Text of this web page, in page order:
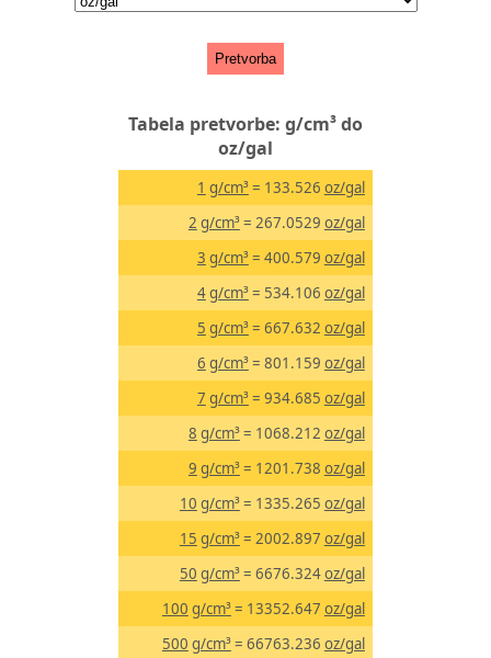
Pretvorba
Tabela pretvorbe: g/cm³ do
oz/gal
1 g/cm³= 133.526 oz/gal
2 g/cm³= 267.0529 oz/gal
3 g/cm³= 400.579 oz/gal
4g/cm³= 534.106 oz/gal
5 g/cm³= 667.632 oz/gal
6 g/cm³= 801.159 oz/gal
7 g/cm³= 934.685 oz/gal
8 g/cm³= 1068.212 oz/gal
9 g/cm³= 1201.738 oz/gal
10 g/cm³= 1335.265 oz/gal
15 g/cm³= 2002.897 oz/gal
50 g/cm³= 6676.324oz/gal
100 g/cm³= 13352.647 oz/gal
500 g/cm³= 66763.236 oz/gal